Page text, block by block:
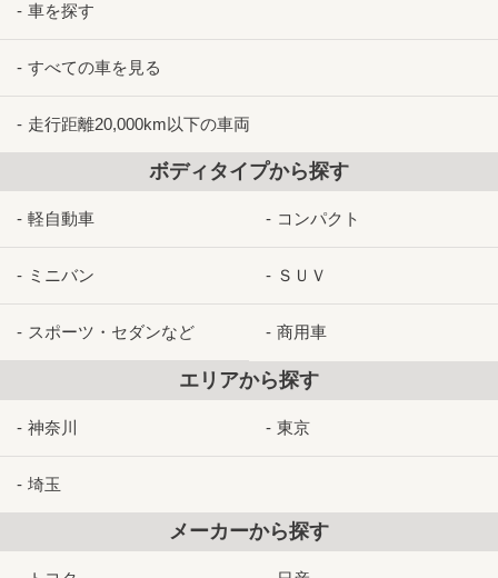
車を探す
すべての車を見る
走行距離20,000km以下の車両
ボディタイプから探す
軽自動車 コンパクト
ミニバン ＳＵＶ
スポーツ・セダンなど 商用車
エリアから探す
神奈川 東京
埼玉
メーカーから探す